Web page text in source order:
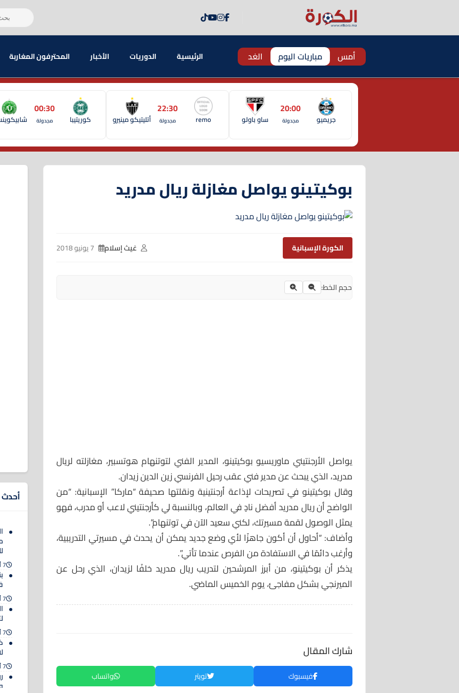
أمس مباريات اليوم الغد الرئيسية الدوريات الأخبار المحترفون المغاربة
جريميو
20:00
مجدولة ساو باولو remo
22:30
مجدولة أتليتيكو مينيرو كوريتيبا
00:30
مجدولة
بوكيتينو يواصل مغازلة ريال مدريد
الكورة الإسبانية غيث إسلام
حجم الخط:
يواصل الأرجنتيني ماوريسيو بوكيتينو، المدير الفني لتوتنهام هوتسبير، مغازلته لريال
مدريد، الذي يبحث عن مدير فني عقب رحيل الفرنسي زين الدين زيدان.
وقال بوكيتينو في تصريحات لإذاعة أرجنتينية ونقلتها صحيفة “ماركا” الإسبانية: “من
الواضح أن ريال مدريد أفضل نادٍ في العالم، وبالنسبة لي كأرجنتيني لاعب أو مدرب، فهو
يمثل الوصول لقمة مسيرتك، لكني سعيد الآن في توتنهام”.
وأضاف: “أحاول أن أكون جاهزًا لأي وضع جديد يمكن أن يحدث في مسيرتي التدريبية،
وأرغب دائمًا في الاستفادة من الفرص عندما تأتي”.
يذكر أن بوكيتينو، من أبرز المرشحين لتدريب ريال مدريد خلفًا لزيدان، الذي رحل عن
الميرنجي بشكل مفاجئ، يوم الخميس الماضي.
شارك المقال
فيسبوك تويتر واتساب
أحدث
7 أغسطس 2026
7 أغسطس 2026
7 أغسطس 2026
7 أغسطس 2026